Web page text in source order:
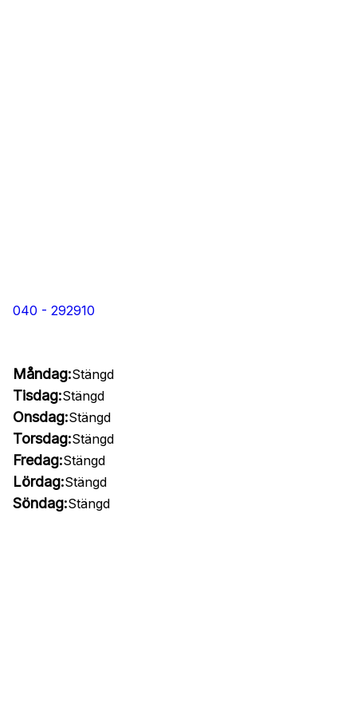
040 - 292910
Måndag:Stängd
Tisdag:Stängd
Onsdag:Stängd
Torsdag:Stängd
Fredag:Stängd
Lördag:Stängd
Söndag:Stängd